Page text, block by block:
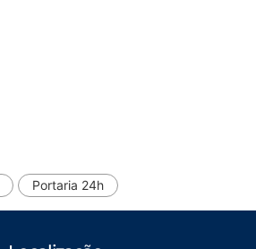
Portaria 24h